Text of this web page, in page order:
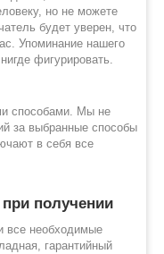
но не можете
будет уверен, что
Упоминание нашего
фигурировать.
способами. Мы не
за выбранные способы
в себя все
получении
все необходимые
гарантийный